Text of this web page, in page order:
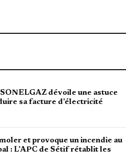
dévoile une astuce
sa facture d’électricité
et provoque un incendie au
: L’APC de Sétif rétablit les